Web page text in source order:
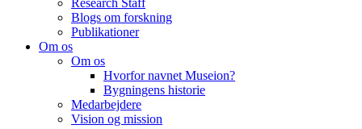
Research Staff
Blogs om forskning
Publikationer
Om os
Om os
Hvorfor navnet Museion?
Bygningens historie
Medarbejdere
Vision og mission